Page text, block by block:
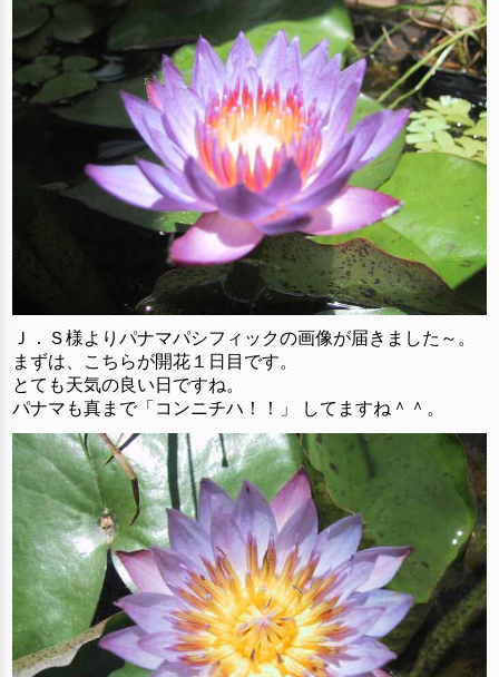
Ｊ．Ｓ様よりパナマパシフィックの画像が届きました～。
まずは、こちらが開花１日目です。
とても天気の良い日ですね。
パナマも真まで「コンニチハ！！」 してますね＾＾。